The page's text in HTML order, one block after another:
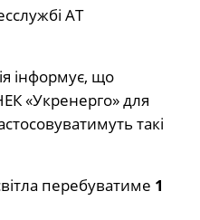
АТ
інформує, що
«Укренерго» для
такі
перебуватиме 1